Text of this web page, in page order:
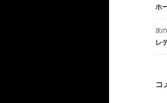
稿
ホ
次
レ
コ